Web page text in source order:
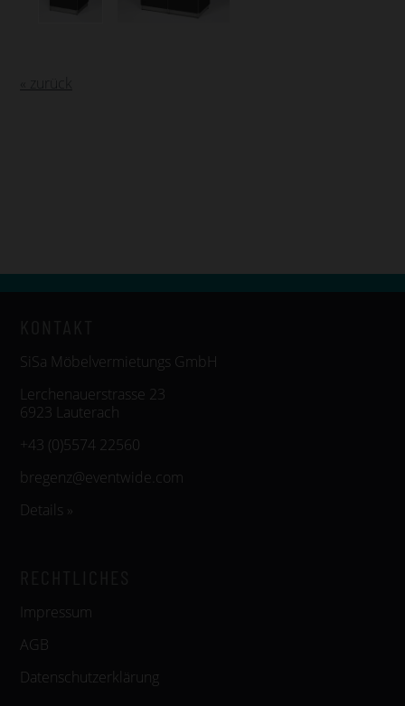
« zurück
SiSa Möbelvermietungs GmbH
Lerchenauerstrasse 23
6923 Lauterach
+43 (0)5574 22560
bregenz@eventwide.com
Details »
Impressum
AGB
Datenschutzerklärung